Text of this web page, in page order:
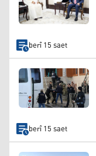
berî 15 saet
berî 15 saet